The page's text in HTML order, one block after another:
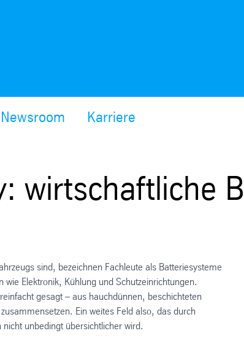
Newsroom Karriere
wirtschaftliche
sind, bezeichnen Fachleute als Batteriesysteme
Elektronik, Kühlung und Schutzeinrichtungen.
gesagt – aus hauchdünnen, beschichteten
Ein weites Feld also, das durch
unbedingt übersichtlicher wird.